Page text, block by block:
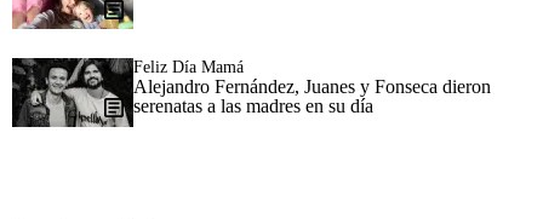
Feliz Día Mamá
Alejandro Fernández, Juanes y Fonseca dieron
serenatas a las madres en su día